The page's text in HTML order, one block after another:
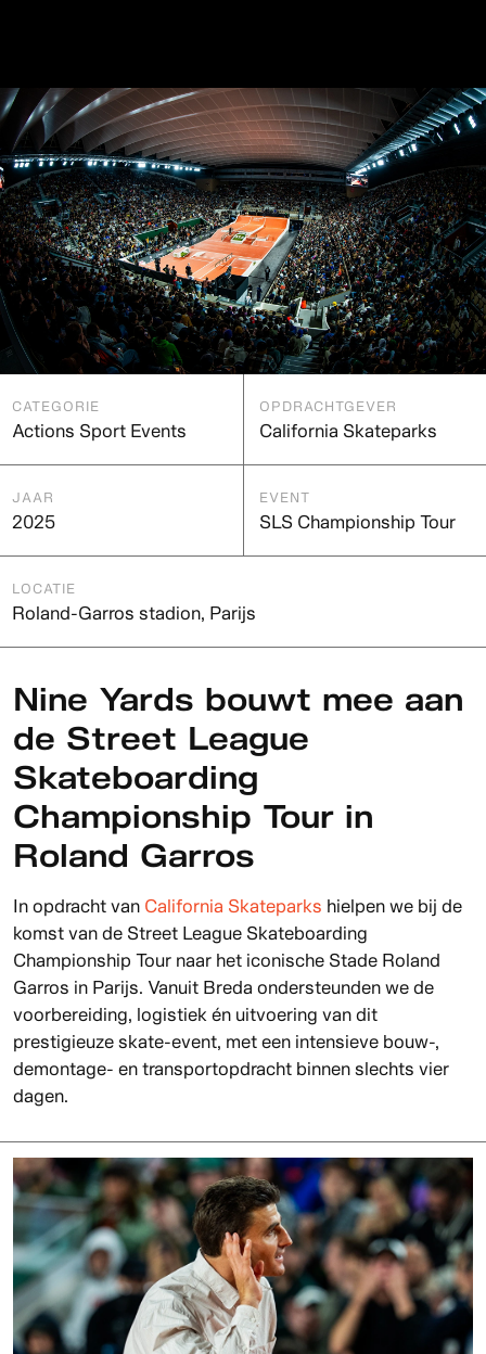
CATEGORIE
Actions Sport Events
OPDRACHTGEVER
California Skateparks
JAAR
2025
EVENT
SLS Championship Tour
LOCATIE
Roland-Garros stadion, Parijs
Nine Yards bouwt mee aan
de Street League
Skateboarding
Championship Tour in
Roland Garros
In opdracht van California Skateparks hielpen we bij de
komst van de Street League Skateboarding
Championship Tour naar het iconische Stade Roland
Garros in Parijs. Vanuit Breda ondersteunden we de
voorbereiding, logistiek én uitvoering van dit
prestigieuze skate-event, met een intensieve bouw-,
demontage- en transportopdracht binnen slechts vier
dagen.